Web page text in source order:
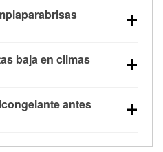
perder hasta la mitad de
de los 0 °F, lo que
la sal y la nieve
mejorar la visibilidad.
baja en climas
10 °F que baja la
más información sobre
antes